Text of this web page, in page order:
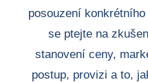
posouzení
se ptejte na
stanovení ceny,
postup, provizi a to,